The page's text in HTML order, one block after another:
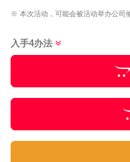
※ 本次活动，可能会被活动举办公司
入手4办法